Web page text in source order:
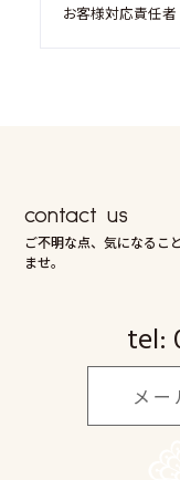
お客様対応責任
contact us
ご不明な点、気になるこ
ませ。
tel:
メ